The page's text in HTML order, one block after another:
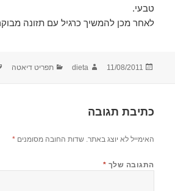
טבעי.
לאחר מכן להמשיך כרגיל עם תזונה
פורסם
11/08/2011 מחבר
dieta קטגוריות
תפריט דיאטה
כתיבת תגובה
האימייל לא יוצג באתר. שדות החובה מסומנים*
התגובה שלך *